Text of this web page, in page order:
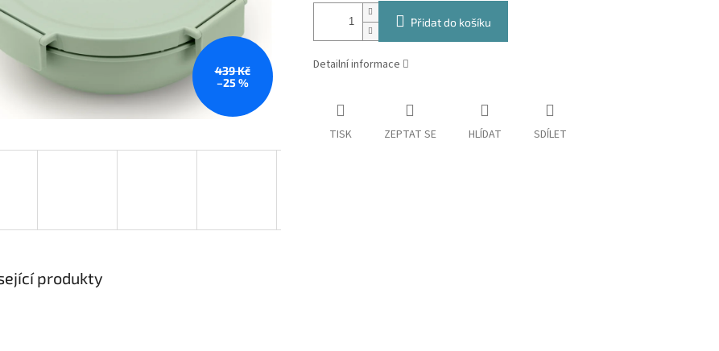
439 Kč
–25 %
Přidat do košíku
Detailní informace
TISK ZEPTAT SE HLÍDAT SDÍLET
produkty